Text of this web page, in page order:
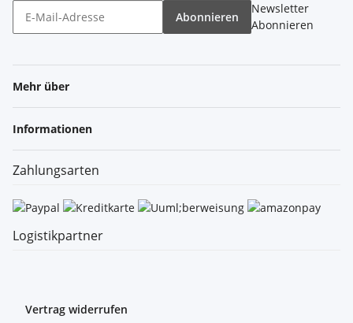
Abonnieren
Newsletter
Abonnieren
Mehr über
Informationen
Zahlungsarten
Logistikpartner
Vertrag widerrufen